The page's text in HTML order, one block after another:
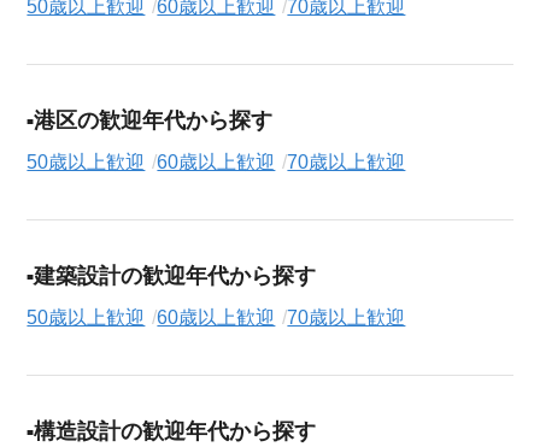
50歳以上歓迎 60歳以上歓迎 70歳以上歓迎
港区の歓迎年代から探す
50歳以上歓迎 60歳以上歓迎 70歳以上歓迎
建築設計の歓迎年代から探す
50歳以上歓迎 60歳以上歓迎 70歳以上歓迎
構造設計の歓迎年代から探す